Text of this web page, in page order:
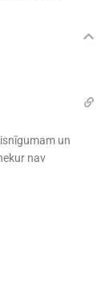
un
nav